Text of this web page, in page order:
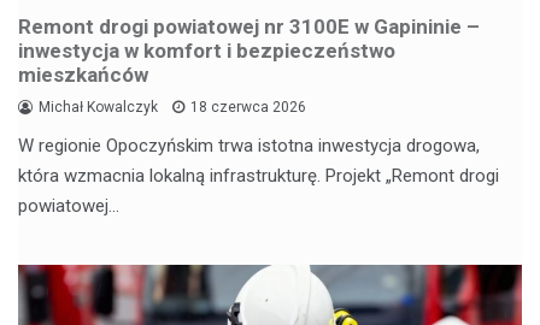
Remont drogi powiatowej nr 3100E w Gapininie –
inwestycja w komfort i bezpieczeństwo
mieszkańców
Michał Kowalczyk 18 czerwca 2026
W regionie Opoczyńskim trwa istotna inwestycja drogowa,
która wzmacnia lokalną infrastrukturę. Projekt „Remont drogi
powiatowej…